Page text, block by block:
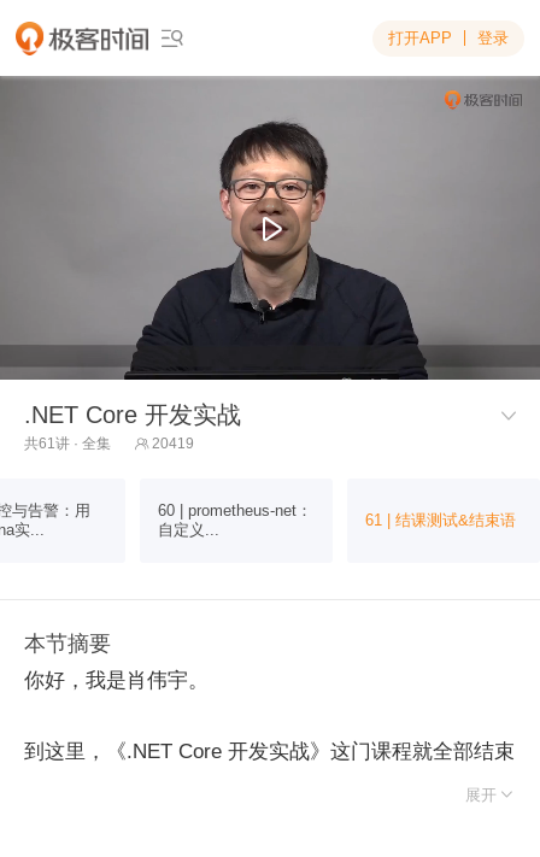
 打开APP 登录
.NET Core 开发实战 
共61讲 · 全集  20419
与告警：用
实...
60 | prometheus-net：
自定义...
61 | 结课测试&结束语
本节摘要
你好，我是肖伟宇。
到这里，《.NET Core 开发实战》这门课程就全部结束
了。我给你准备了一个结课小测试，来帮助你检验自己
展开 